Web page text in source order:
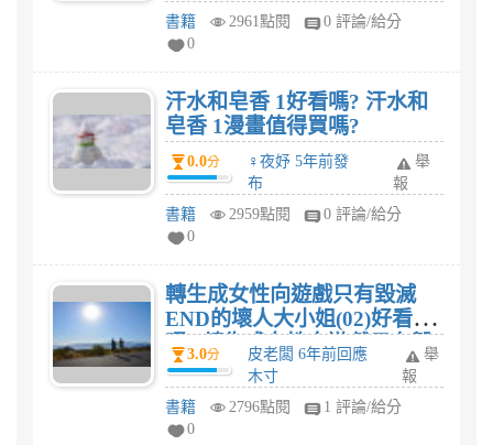
書籍
2961點閱
0 評論/給分
0
汗水和皂香 1好看嗎? 汗水和
皂香 1漫畫值得買嗎?
0.0分
♀夜妤 5年前發
布
舉
報
書籍
2959點閱
0 評論/給分
0
轉生成女性向遊戲只有毀滅
END的壞人大小姐(02)好看
嗎? 轉生成女性向遊戲只有毀
滅END的壞人大小姐(02)漫畫
值得買嗎?
3.0分
皮老闆 6年前回應
木寸
舉
報
書籍
2796點閱
1 評論/給分
0